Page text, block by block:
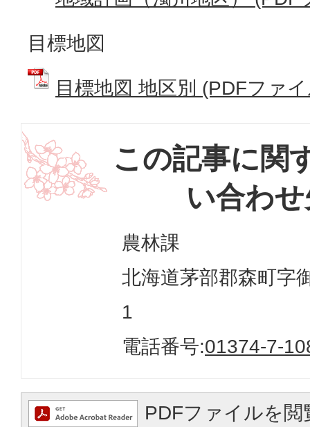
目標地図
目標地図 地区別 (PDFファ
この記事に関
い合わ
農林課
北海道茅部郡森町字
1
電話番号:01374-7-
PDFファイルを